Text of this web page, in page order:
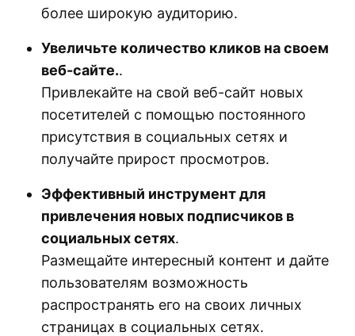
более широкую аудиторию.
Увеличьте количество кликов на своем
веб-сайте..
Привлекайте на свой веб-сайт новых
посетителей с помощью постоянного
присутствия в социальных сетях и
получайте прирост просмотров.
Эффективный инструмент для
привлечения новых подписчиков в
социальных сетях.
Размещайте интересный контент и дайте
пользователям возможность
распространять его на своих личных
страницах в социальных сетях.